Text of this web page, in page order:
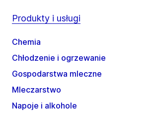
Produkty i usługi
Chemia
Chłodzenie i ogrzewanie
Gospodarstwa mleczne
Mleczarstwo
Napoje i alkohole